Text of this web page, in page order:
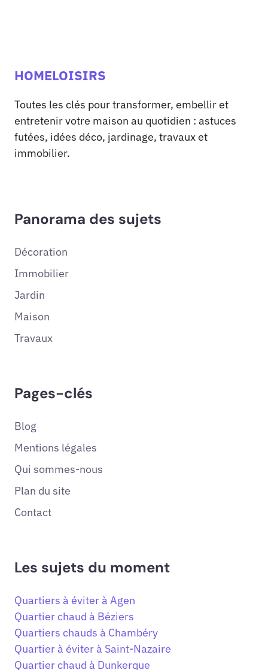
HOMELOISIRS
Toutes les clés pour transformer, embellir et
entretenir votre maison au quotidien : astuces
futées, idées déco, jardinage, travaux et
immobilier.
Panorama des sujets
Décoration
Immobilier
Jardin
Maison
Travaux
Pages-clés
Blog
Mentions légales
Qui sommes-nous
Plan du site
Contact
Les sujets du moment
Quartiers à éviter à Agen
Quartier chaud à Béziers
Quartiers chauds à Chambéry
Quartier à éviter à Saint-Nazaire
Quartier chaud à Dunkerque